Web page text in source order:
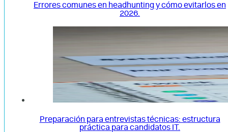
Errores comunes en headhunting y cómo evitarlos en
2026.
Preparación para entrevistas técnicas: estructura
práctica para candidatos IT.